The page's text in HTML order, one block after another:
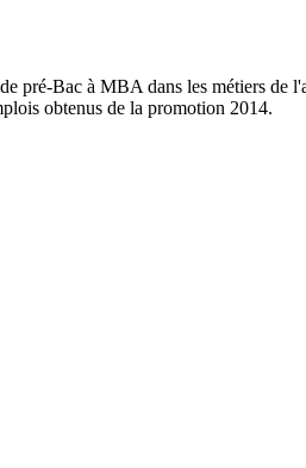
pré-Bac à MBA dans les métiers de
obtenus de la promotion 2014.